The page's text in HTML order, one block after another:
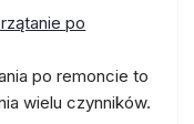
po
po remoncie to
wielu czynników.